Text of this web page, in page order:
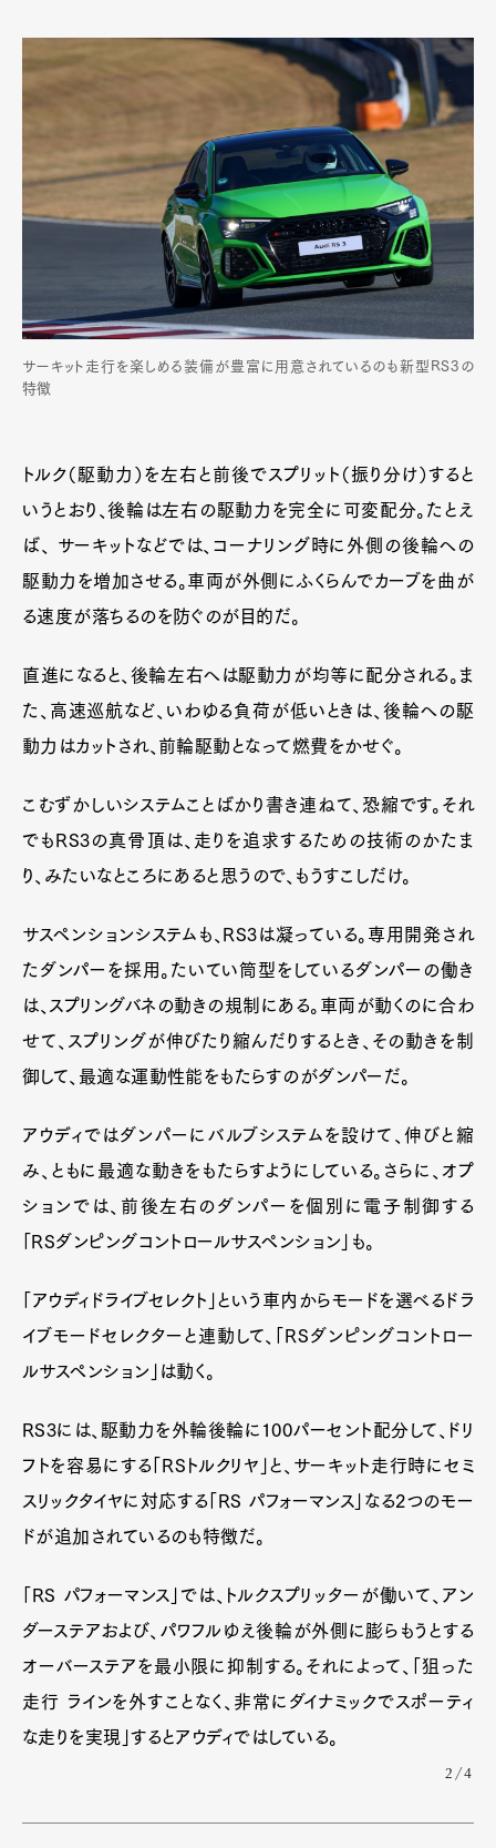
サーキット走行を楽しめる装備が豊富に用意されているのも新型RS3の
特徴
トルク（駆動力）を左右と前後でスプリット（振り分け）すると
いうとおり、後輪は左右の駆動力を完全に可変配分。たとえ
ば、 サーキットなどでは、コーナリング時に外側の後輪への
駆動力を増加させる。車両が外側にふくらんでカーブを曲が
る速度が落ちるのを防ぐのが目的だ。
直進になると、後輪左右へは駆動力が均等に配分される。ま
た、高速巡航など、いわゆる負荷が低いときは、後輪への駆
動力はカットされ、前輪駆動となって燃費をかせぐ。
こむずかしいシステムことばかり書き連ねて、恐縮です。それ
でもRS3の真骨頂は、走りを追求するための技術のかたま
り、みたいなところにあると思うので、もうすこしだけ。
サスペンションシステムも、RS3は凝っている。専用開発され
たダンパーを採用。たいてい筒型をしているダンパーの働き
は、スプリングバネの動きの規制にある。車両が動くのに合わ
せて、スプリングが伸びたり縮んだりするとき、その動きを制
御して、最適な運動性能をもたらすのがダンパーだ。
アウディではダンパーにバルブシステムを設けて、伸びと縮
み、ともに最適な動きをもたらすようにしている。さらに、オプ
ションでは、前後左右のダンパーを個別に電子制御する
「RSダンピングコントロールサスペンション」も。
「アウディドライブセレクト」という車内からモードを選べるドラ
イブモードセレクターと連動して、「RSダンピングコントロー
ルサスペンション」は動く。
RS3には、駆動力を外輪後輪に100パーセント配分して、ドリ
フトを容易にする「RSトルクリヤ」と、サーキット走行時にセミ
スリックタイヤに対応する「RS パフォーマンス」なる2つのモー
ドが追加されているのも特徴だ。
「RS パフォーマンス」では、トルクスプリッターが働いて、アン
ダーステアおよび、パワフルゆえ後輪が外側に膨らもうとする
オーバーステアを最小限に抑制する。それによって、「狙った
走行 ラインを外すことなく、非常にダイナミックでスポーティ
な走りを実現」するとアウディではしている。
2/4